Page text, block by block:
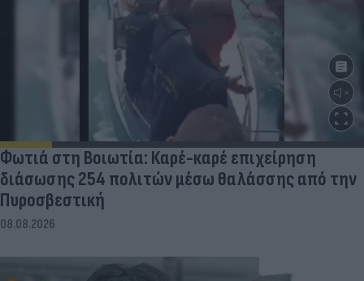
Φωτιά στη Βοιωτία: Καρέ-καρέ επιχείρηση
διάσωσης 254 πολιτών μέσω θαλάσσης από την
Πυροσβεστική
08.08.2026